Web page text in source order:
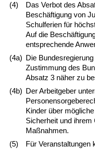
(4)
Das Verbot des
Beschäftigung von
Schulferien für
Auf die
entsprechende
(4a) Die
Zustimmung des
Absatz 3 näher zu
(4b) Der Arbeitgeber
Kinder über
Sicherheit und
Maßnahmen.
(5)
Für Veranstaltungen